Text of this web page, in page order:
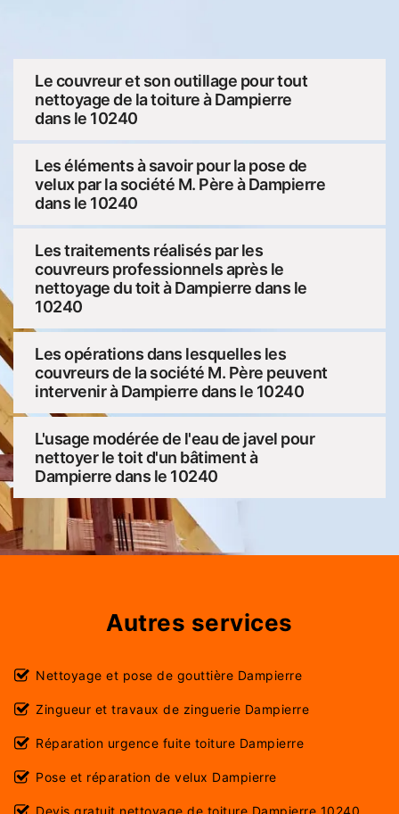
Le couvreur et son outillage pour tout
nettoyage de la toiture à Dampierre
dans le 10240
Les éléments à savoir pour la pose de
velux par la société M. Père à Dampierre
dans le 10240
Les traitements réalisés par les
couvreurs professionnels après le
nettoyage du toit à Dampierre dans le
10240
Les opérations dans lesquelles les
couvreurs de la société M. Père peuvent
intervenir à Dampierre dans le 10240
L'usage modérée de l'eau de javel pour
nettoyer le toit d'un bâtiment à
Dampierre dans le 10240
Autres services
Nettoyage et pose de gouttière Dampierre
Zingueur et travaux de zinguerie Dampierre
Réparation urgence fuite toiture Dampierre
Pose et réparation de velux Dampierre
Devis gratuit nettoyage de toiture Dampierre 10240